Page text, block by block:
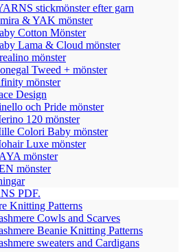
stickmönster efter garn
& YAK mönster
Cotton Mönster
Lama & Cloud mönster
mönster
Tweed + mönster
mönster
Design
och Pride mönster
120 mönster
Colori Baby mönster
Luxe mönster
mönster
mönster
PDF.
Knitting Patterns
Cowls and Scarves
Beanie Knitting Patterns
sweaters and Cardigans